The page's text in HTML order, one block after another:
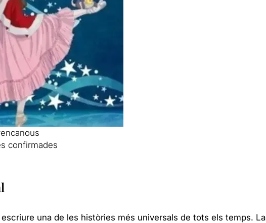
confirmades
escriure una de les històries més universals de tots els temps. La